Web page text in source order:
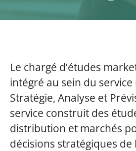
Le chargé d’études
intégré au sein du
Stratégie, Analyse et
service construit des
distribution et marchés
décisions stratégiques de